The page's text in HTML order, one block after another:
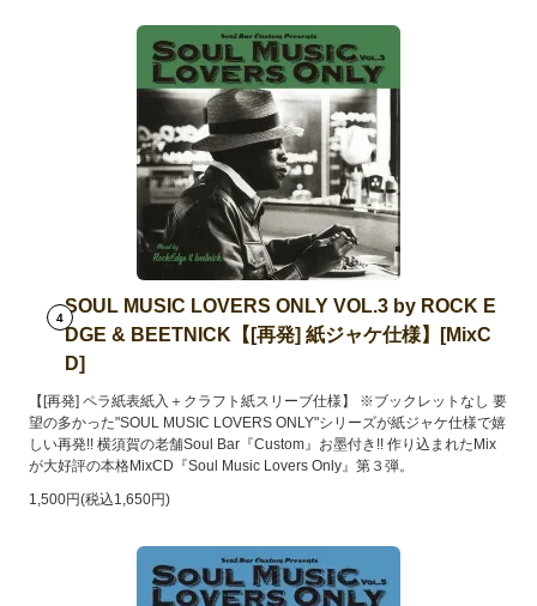
4
SOUL MUSIC LOVERS ONLY VOL.3 by ROCK E
DGE & BEETNICK【[再発] 紙ジャケ仕様】[MixC
D]
【[再発] ペラ紙表紙入＋クラフト紙スリーブ仕様】 ※ブックレットなし 要
望の多かった"SOUL MUSIC LOVERS ONLY"シリーズが紙ジャケ仕様で嬉
しい再発!! 横須賀の老舗Soul Bar『Custom』お墨付き!! 作り込まれたMix
が大好評の本格MixCD『Soul Music Lovers Only』第３弾。
1,500円(税込1,650円)